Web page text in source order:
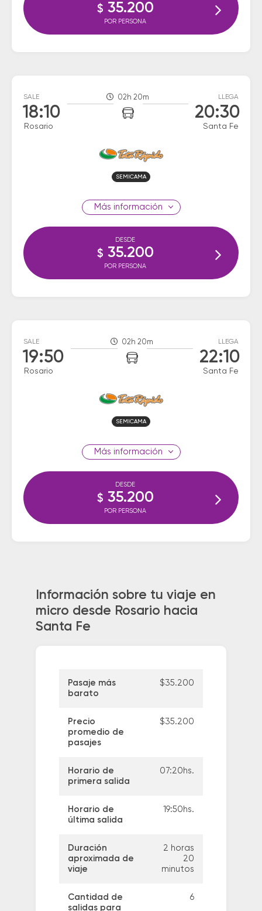
$ 35.200
POR PERSONA
SALE
18:10
Rosario
02h 20m LLEGA
20:30
Santa Fe
SEMICAMA
información
DESDE
$ 35.200
POR PERSONA
SALE
19:50
Rosario
02h 20m LLEGA
22:10
Santa Fe
SEMICAMA
información
DESDE
$ 35.200
POR PERSONA
Información sobre tu viaje en
micro desde Rosario hacia
Santa Fe
Pasaje más
barato
$35.200
Precio
promedio de
pasajes
$35.200
Horario de
primera salida
07:20hs.
Horario de
última salida
19:50hs.
Duración
aproximada de
viaje
2 horas
20
minutos
Cantidad de
salidas para
6